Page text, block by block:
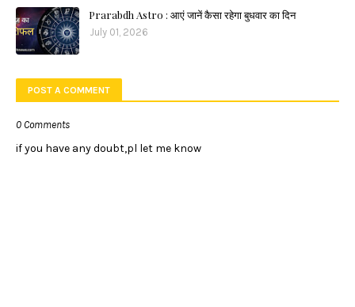
Prarabdh Astro : आएं जानें कैसा रहेगा बुधवार का दिन
July 01, 2026
POST A COMMENT
0 Comments
if you have any doubt,pl let me know